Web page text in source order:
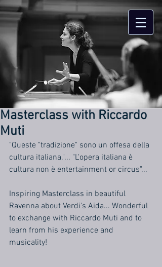
Masterclass with Riccardo
Muti
"Queste "tradizione" sono un offesa della
cultura italiana."... "L'opera italiana è
cultura non è entertainment or circus"...
Inspiring Masterclass in beautiful
Ravenna about Verdi's Aida... Wonderful
to exchange with Riccardo Muti and to
learn from his experience and
musicality!